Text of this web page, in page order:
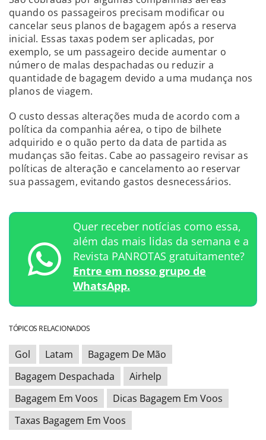
quando os passageiros precisam modificar ou
cancelar seus planos de bagagem após a reserva
inicial. Essas taxas podem ser aplicadas, por
exemplo, se um passageiro decide aumentar o
número de malas despachadas ou reduzir a
quantidade de bagagem devido a uma mudança nos
planos de viagem.
O custo dessas alterações muda de acordo com a
política da companhia aérea, o tipo de bilhete
adquirido e o quão perto da data de partida as
mudanças são feitas. Cabe ao passageiro revisar as
políticas de alteração e cancelamento ao reservar
sua passagem, evitando gastos desnecessários.
Quer receber notícias como essa,
além das mais lidas da semana e a
Revista PANROTAS gratuitamente?
Entre em nosso grupo de
WhatsApp.
TÓPICOS RELACIONADOS
Gol Latam
Bagagem De Mão
Bagagem Despachada
Airhelp
Bagagem Em Voos
Dicas Bagagem Em Voos
Taxas Bagagem Em Voos